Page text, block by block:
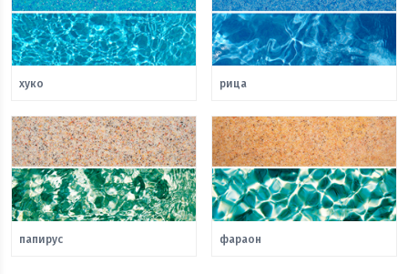
хуко рица
папирус фараон